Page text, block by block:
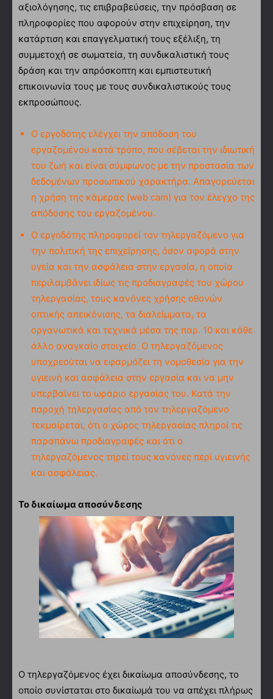
αξιολόγησης, τις επιβραβεύσεις, την πρόσβαση σε
πληροφορίες που αφορούν στην επιχείρηση, την
κατάρτιση και επαγγελματική τους εξέλιξη, τη
συμμετοχή σε σωματεία, τη συνδικαλιστική τους
δράση και την απρόσκοπτη και εμπιστευτική
επικοινωνία τους με τους συνδικαλιστικούς τους
εκπροσώπους.
Ο εργοδότης ελέγχει την απόδοση του
εργαζομένου κατά τρόπο, που σέβεται την ιδιωτική
του ζωή και είναι σύμφωνος με την προστασία των
δεδομένων προσωπικού χαρακτήρα. Απαγορεύεται
η χρήση της κάμερας (web cam) για τον έλεγχο της
απόδοσης του εργαζομένου.
Ο εργοδότης πληροφορεί τον τηλεργαζόμενο για
την πολιτική της επιχείρησης, όσον αφορά στην
υγεία και την ασφάλεια στην εργασία, η οποία
περιλαμβάνει ιδίως τις προδιαγραφές του χώρου
τηλεργασίας, τους κανόνες χρήσης οθονών
οπτικής απεικόνισης, τα διαλείμματα, τα
οργανωτικά και τεχνικά μέσα της παρ. 10 και κάθε
άλλο αναγκαίο στοιχείο. Ο τηλεργαζόμενος
υποχρεούται να εφαρμόζει τη νομοθεσία για την
υγιεινή και ασφάλεια στην εργασία και να μην
υπερβαίνει το ωράριο εργασίας του. Κατά την
παροχή τηλεργασίας από τον τηλεργαζόμενο
τεκμαίρεται, ότι ο χώρος τηλεργασίας πληροί τις
παραπάνω προδιαγραφές και ότι ο
τηλεργαζόμενος τηρεί τους κανόνες περί υγιεινής
και ασφάλειας.
Το δικαίωμα αποσύνδεσης
Ο τηλεργαζόμενος έχει δικαίωμα αποσύνδεσης, το
οποίο συνίσταται στο δικαίωμά του να απέχει πλήρως